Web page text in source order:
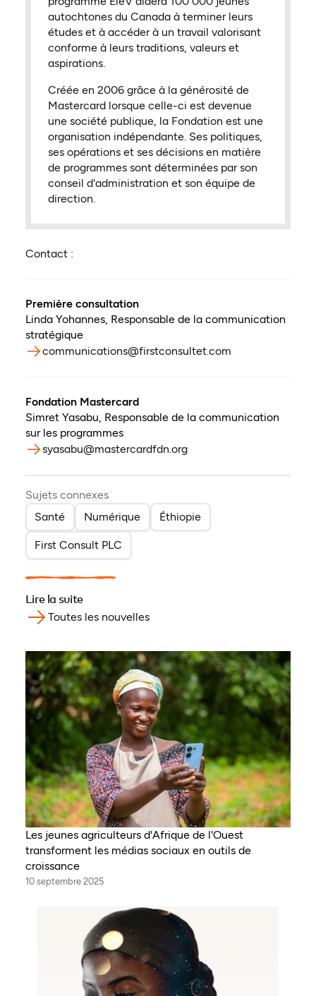
autochtones du Canada à terminer leurs
études et à accéder à un travail valorisant
conforme à leurs traditions, valeurs et
aspirations.
Créée en 2006 grâce à la générosité de
Mastercard lorsque celle-ci est devenue
une société publique, la Fondation est une
organisation indépendante. Ses politiques,
ses opérations et ses décisions en matière
de programmes sont déterminées par son
conseil d'administration et son équipe de
direction.
Contact :
Première consultation
Linda Yohannes, Responsable de la communication
stratégique
communications@firstconsultet.com
Fondation Mastercard
Simret Yasabu, Responsable de la communication
sur les programmes
syasabu@mastercardfdn.org
Sujets connexes
Santé
Numérique Éthiopie
First Consult PLC
Lire la suite
Toutes les nouvelles
Les jeunes agriculteurs d'Afrique de l'Ouest
transforment les médias sociaux en outils de
croissance
10 septembre 2025